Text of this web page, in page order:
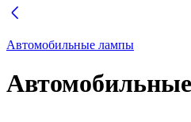
Автомобильные лампы